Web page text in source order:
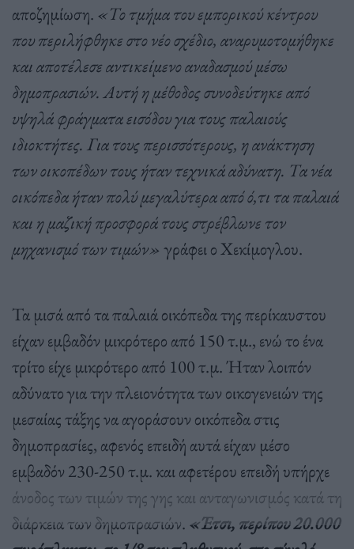
αποζημίωση. «Το τμήμα του εμπορικού κέντρου
που περιλήφθηκε στο νέο σχέδιο, αναρυμοτομήθηκε
και αποτέλεσε αντικείμενο αναδασμού μέσω
δημοπρασιών. Αυτή η μέθοδος συνοδεύτηκε από
υψηλά φράγματα εισόδου για τους παλαιούς
ιδιοκτήτες. Για τους περισσότερους, η ανάκτηση
των οικοπέδων τους ήταν τεχνικά αδύνατη. Τα νέα
οικόπεδα ήταν πολύ μεγαλύτερα από ό,τι τα παλαιά
και η μαζική προσφορά τους στρέβλωνε τον
μηχανισμό των τιμών» γράφει ο Χεκίμογλου.
Τα μισά από τα παλαιά οικόπεδα της περίκαυστου
είχαν εμβαδόν μικρότερο από 150 τ.μ., ενώ το ένα
τρίτο είχε μικρότερο από 100 τ.μ. Ήταν λοιπόν
αδύνατο για την πλειονότητα των οικογενειών της
μεσαίας τάξης να αγοράσουν οικόπεδα στις
δημοπρασίες, αφενός επειδή αυτά είχαν μέσο
εμβαδόν 230-250 τ.μ. και αφετέρου επειδή υπήρχε
άνοδος των τιμών της γης και ανταγωνισμός κατά τη
διάρκεια των δημοπρασιών. «Έτσι, περίπου 20.000